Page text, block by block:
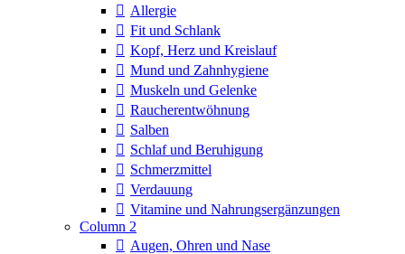
Allergie
Fit und Schlank
Kopf, Herz und Kreislauf
Mund und Zahnhygiene
Muskeln und Gelenke
Raucherentwöhnung
Salben
Schlaf und Beruhigung
Schmerzmittel
Verdauung
Vitamine und Nahrungsergänzungen
Column 2
Augen, Ohren und Nase